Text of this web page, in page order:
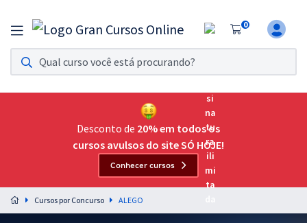
0
Assinatura Ilimitada 11
Acesso a todos os cursos. Teste grátis por 7 dias!
Assinatura OAB Até Passar
Acesso ilimitado a toda preparação para o Exame da
Preparação completa e intensiva para as principais
residências em saúde do Brasil
Desconto de 20% em todos os
cursos avulsos do site SÓ HOJE!
Conhecer cursos
Cursos por Concurso ALEGO